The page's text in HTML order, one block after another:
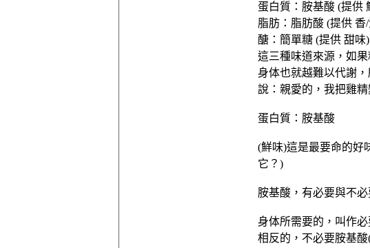
蛋白質：胺基酸 (提供
脂肪：脂肪酸 (提供 香
醣：簡單糖 (提供 甜味)
這三種味道來源，如
身体也就越難以代謝
說：親愛的，我把雞
蛋白質：胺基酸
(鮮味)這是最要命的好
它？)
胺基酸，有必要與不必
身体所需要的，叫作
相反的，不必要胺基